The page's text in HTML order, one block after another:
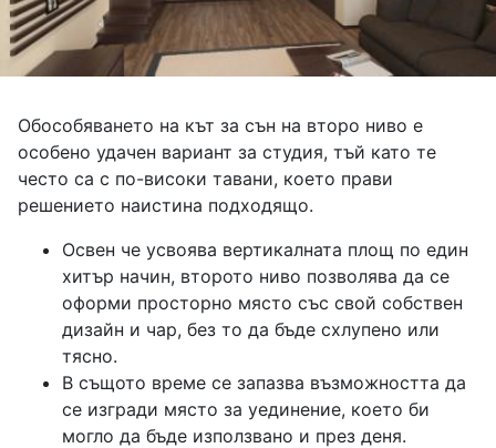
Обособяването на кът за сън на второ ниво е
особено удачен вариант за студия, тъй като те
често са с по-високи тавани, което прави
решението наистина подходящо.
Освен че усвоява вертикалната площ по един
хитър начин, второто ниво позволява да се
оформи просторно място със свой собствен
дизайн и чар, без то да бъде схлупено или
тясно.
В същото време се запазва възможността да
се изгради място за уединение, което би
могло да бъде използвано и през деня.